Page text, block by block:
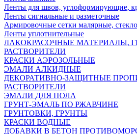
Ленты для швов, углоформирующие,
Ленты сигнальные и разметочные
Армировочные сетки малярные,
Ленты уплотнительные
ЛАКОКРАСОЧНЫЕ МАТЕРИАЛЫ,
РАСТВОРИТЕЛИ
КРАСКИ АЭРОЗОЛЬНЫЕ
ЭМАЛИ АЛКИДНЫЕ
ДЕКОРАТИВНО-ЗАЩИТНЫЕ
РАСТВОРИТЕЛИ
ЭМАЛИ ДЛЯ ПОЛА
ГРУНТ-ЭМАЛЬ ПО РЖАВЧИНЕ
ГРУНТОВКИ, ГРУНТЫ
КРАСКИ ВОДНЫЕ
ДОБАВКИ В БЕТОН